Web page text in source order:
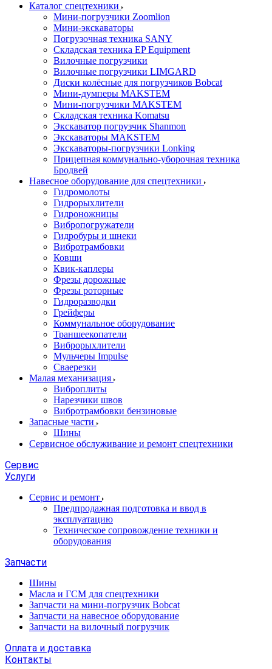
Каталог спецтехники
Мини-погрузчики Zoomlion
Мини-экскаваторы
Погрузочная техника SANY
Складская техника EP Equipment
Вилочные погрузчики
Вилочные погрузчики LIMGARD
Диски колёсные для погрузчиков Bobcat
Мини-думперы MAKSTEM
Мини-погрузчики MAKSTEM
Складская техника Komatsu
Экскаватор погрузчик Shanmon
Экскаваторы MAKSTEM
Экскаваторы-погрузчики Lonking
Прицепная коммунально-уборочная техника
Бродвей
Навесное оборудование для спецтехники
Гидромолоты
Гидрорыхлители
Гидроножницы
Вибропогружатели
Гидробуры и шнеки
Вибротрамбовки
Ковши
Квик-каплеры
Фрезы дорожные
Фрезы роторные
Гидроразводки
Грейферы
Коммунальное оборудование
Траншеекопатели
Виброрыхлители
Мульчеры Impulse
Сваерезки
Малая механизация
Виброплиты
Нарезчики швов
Вибротрамбовки бензиновые
Запасные части
Шины
Сервисное обслуживание и ремонт спецтехники
Сервис
Услуги
Сервис и ремонт
Предпродажная подготовка и ввод в
эксплуатацию
Техническое сопровождение техники и
оборудования
Запчасти
Шины
Масла и ГСМ для спецтехники
Запчасти на мини-погрузчик Bobcat
Запчасти на навесное оборудование
Запчасти на вилочный погрузчик
Оплата и доставка
Контакты